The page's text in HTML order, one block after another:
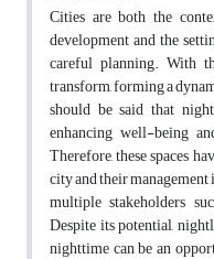
Cities are both the
development and the
careful planning. With
transform, forming a
should be said that
enhancing well-being
Therefore, these spaces
city and their
multiple stakeholders
Despite its potential,
nighttime can be an